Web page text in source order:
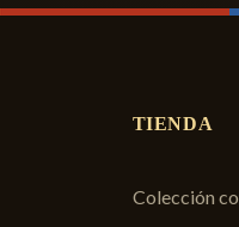
TIENDA
Colección